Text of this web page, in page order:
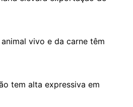
vivo e da carne têm
tem alta expressiva em